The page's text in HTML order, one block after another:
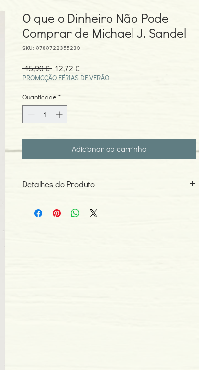
O que o Dinheiro Não Pode
Comprar de Michael J. Sandel
SKU: 9789722355230
15,90 € Preço
normal
12,72 €Preço
promocional
PROMOÇÃO FÉRIAS DE VERÃO
Quantidade *
Adicionar ao carrinho
Detalhes do Produto
ISBN: 9789722355230